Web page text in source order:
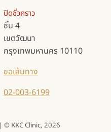
ปิดชั่วคราว
ชั้น 4
เขตวัฒนา
กรุงเทพมหานคร 10110
ขอเส้นทาง
02-003-6199
| © KKC Clinic, 2026